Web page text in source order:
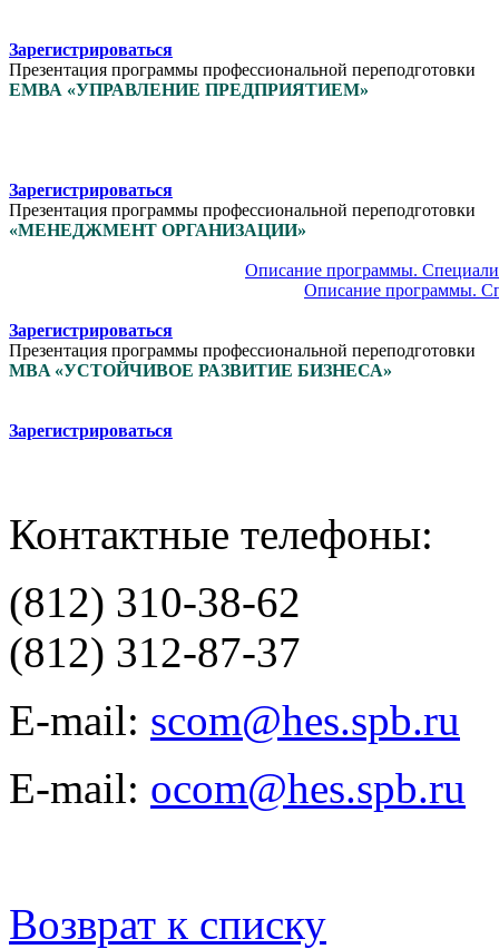
Зарегистрироваться
Презентация программы профессиональной переподготовки
ЕМВА «УПРАВЛЕНИЕ ПРЕДПРИЯТИЕМ»
Зарегистрироваться
Презентация программы профессиональной переподготовки
«МЕНЕДЖМЕНТ ОРГАНИЗАЦИИ»
Описание программы.
Описание программы.
Зарегистрироваться
Презентация программы профессиональной переподготовки
MBA «УСТОЙЧИВОЕ РАЗВИТИЕ БИЗНЕСА»
Зарегистрироваться
Контактные телефоны:
(812) 310-38-62
(812) 312-87-37
E-mail: scom@hes.spb.ru
E-mail: ocom@hes.spb.ru
Возврат к списку